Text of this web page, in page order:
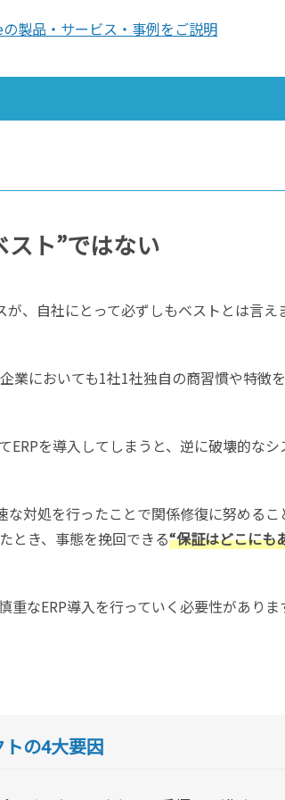
製品・サービス・事例をご説明
ト”ではない
、自社にとって必ずしもベストとは言え
業においても1社1社独自の商習慣や特徴
を導入してしまうと、逆に破壊的なシ
対処を行ったことで関係修復に努めるこ
とき、事態を挽回できる“保証はどこにも
なERP導入を行っていく必要性がありま
の4大要因